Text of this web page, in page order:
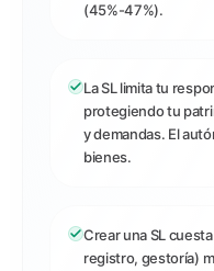
(45%-47%).
La SL limita tu
protegiendo tu
y demandas. El
bienes.
Crear una SL
registro, gestoría)